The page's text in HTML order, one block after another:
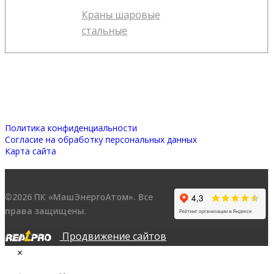
Краны шаровые
стальные
Политика конфиденциальности
Согласие на обработку персональных данных
Карта сайта
©2026 ПК «МашЭнергоАтом». Все
права защищены.
Продвижение сайтов
×